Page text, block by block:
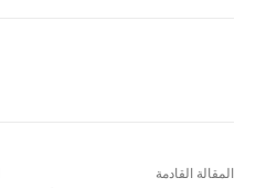
المقالة القادمة